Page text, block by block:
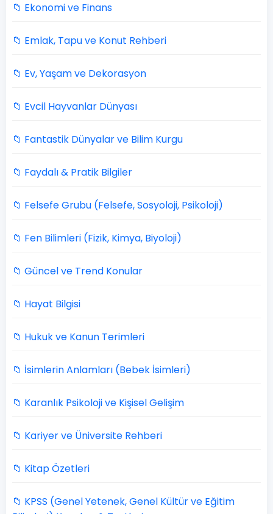
📁 Ekonomi ve Finans
📁 Emlak, Tapu ve Konut Rehberi
📁 Ev, Yaşam ve Dekorasyon
📁 Evcil Hayvanlar Dünyası
📁 Fantastik Dünyalar ve Bilim Kurgu
📁 Faydalı & Pratik Bilgiler
📁 Felsefe Grubu (Felsefe, Sosyoloji, Psikoloji)
📁 Fen Bilimleri (Fizik, Kimya, Biyoloji)
📁 Güncel ve Trend Konular
📁 Hayat Bilgisi
📁 Hukuk ve Kanun Terimleri
📁 İsimlerin Anlamları (Bebek İsimleri)
📁 Karanlık Psikoloji ve Kişisel Gelişim
📁 Kariyer ve Üniversite Rehberi
📁 Kitap Özetleri
📁 KPSS (Genel Yetenek, Genel Kültür ve Eğitim